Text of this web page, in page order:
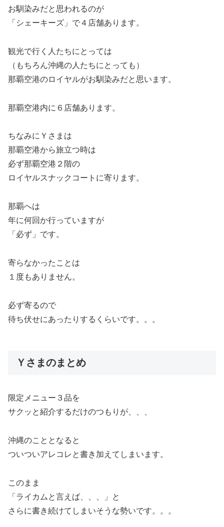
お馴染みだと思われるのが
「シェーキーズ」で４店舗あります。
観光で行く人たちにとっては
（もちろん沖縄の人たちにとっても）
那覇空港のロイヤルがお馴染みだと思います。
那覇空港内に６店舗あります。
ちなみにＹさまは
那覇空港から旅立つ時は
必ず那覇空港２階の
ロイヤルスナックコートに寄ります。
那覇へは
年に何回か行っていますが
「必ず」です。
寄らなかったことは
１度もありません。
必ず寄るので
待ち伏せにあったりするくらいです。。。
Ｙさまのまとめ
限定メニュー３品を
サクッと紹介するだけのつもりが、、、
沖縄のこととなると
ついついアレコレと書き加えてしまいます。
このまま
「ライカムと言えば、、、」と
さらに書き続けてしまいそうな勢いです。。。